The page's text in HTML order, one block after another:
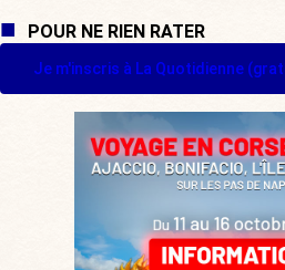
POUR NE RIEN RATER
Je m'inscris à La Quotidienne